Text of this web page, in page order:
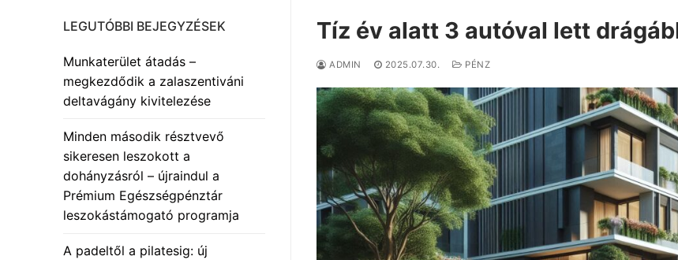
Tíz év alatt 3 autóval lett
ADMIN 2025.07.30. PÉNZ
LEGUTÓBBI BEJEGYZÉSEK
Munkaterület átadás –
megkezdődik a zalaszentiváni
deltavágány kivitelezése
Minden második résztvevő
sikeresen leszokott a
dohányzásról – újraindul a
Prémium Egészségpénztár
leszokástámogató programja
A padeltől a pilatesig: új